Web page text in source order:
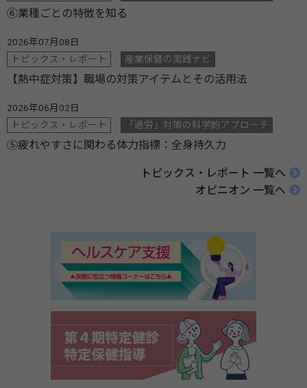
⑥業種ごとの特徴を知る
2026年07月08日
トピックス・レポート
産業保健の実践ナビ
【熱中症対策】職場の対策アイテムとその活用法
2026年06月02日
トピックス・レポート
「過労」対策の科学的アプローチ
⑤疲れやすさに関わる体力指標：全身持久力
トピックス・レポート 一覧へ
オピニオン 一覧へ